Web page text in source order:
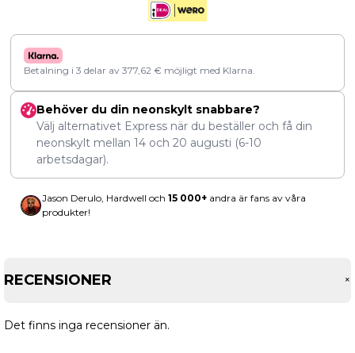
Betalning i 3 delar av 377,62 € möjligt med Klarna.
Behöver du din neonskylt snabbare?
Välj alternativet Express när du beställer och få din
neonskylt mellan 14 och 20 augusti (6-10
arbetsdagar).
Jason Derulo, Hardwell och 15 000+ andra är fans av våra
produkter!
RECENSIONER +
Det finns inga recensioner än.